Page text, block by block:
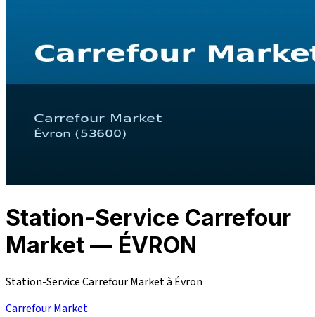
Station-Service Carrefour
Market — ÉVRON
Station-Service Carrefour Market à Évron
Carrefour Market